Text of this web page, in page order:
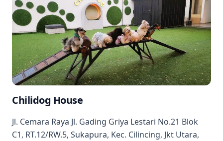
Chilidog House
Jl. Cemara Raya Jl. Gading Griya Lestari No.21 Blok
C1, RT.12/RW.5, Sukapura, Kec. Cilincing, Jkt Utara,